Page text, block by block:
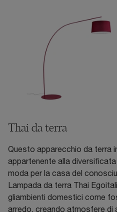
Thai da terra
Questo apparecchio da terra
appartenente alla
moda per la casa del
Lampada da terra Thai
gliambienti domestici come
arredo, creando atmosfere di